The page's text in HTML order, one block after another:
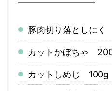
豚肉切り落としに
カットかぼちゃ
カットしめじ 100g